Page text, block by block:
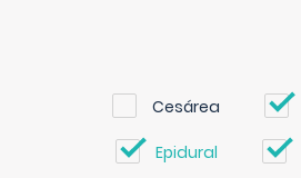
Cesárea
Epidural